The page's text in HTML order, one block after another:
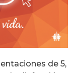
de 5,